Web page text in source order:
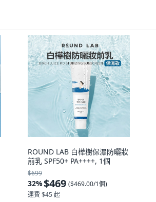
ROUND LAB 白樺樹保濕防曬妝
前乳 SPF50+ PA++++, 1個
$699
32%$469 ($469.00/1個)
運費 $45 起